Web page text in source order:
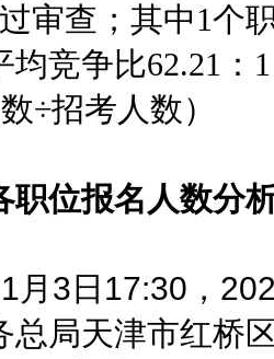
审查；其中1个
均竞争比62.21：
÷招考人数）
职位报名人数分
月3日17:30，
总局天津市红桥